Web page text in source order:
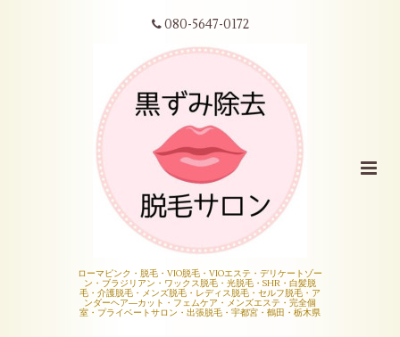
080-5647-0172
ローマピンク・脱毛・VIO脱毛・VIOエステ・デリケートゾー
ン・ブラジリアン・ワックス脱毛・光脱毛・SHR・白髪脱
毛・介護脱毛・メンズ脱毛・レディス脱毛・セルフ脱毛・ア
ンダーヘア―カット・フェムケア・メンズエステ・完全個
室・プライベートサロン・出張脱毛・宇都宮・鶴田・栃木県